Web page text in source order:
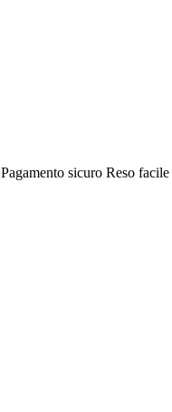
Pagamento sicuro Reso facile